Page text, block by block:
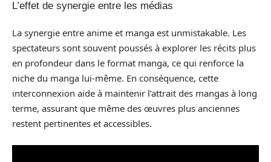
L’effet de synergie entre les médias
La synergie entre anime et manga est unmistakable. Les
spectateurs sont souvent poussés à explorer les récits plus
en profondeur dans le format manga, ce qui renforce la
niche du manga lui-même. En conséquence, cette
interconnexion aide à maintenir l’attrait des mangas à long
terme, assurant que même des œuvres plus anciennes
restent pertinentes et accessibles.